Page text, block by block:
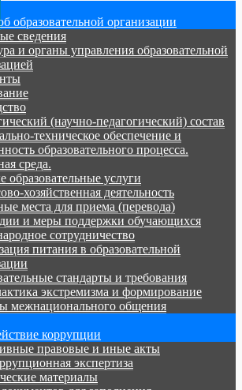
образовательной организации
сведения
и органы управления образовательной
(научно-педагогический) состав
техническое обеспечение и
образовательного процесса.
среда.
образовательные услуги
хозяйственная деятельность
места для приема (перевода)
и меры поддержки обучающихся
сотрудничество
питания в образовательной
стандарты и требования
экстремизма и формирование
межнационального общения
коррупции
правовые и иные акты
экспертиза
материалы